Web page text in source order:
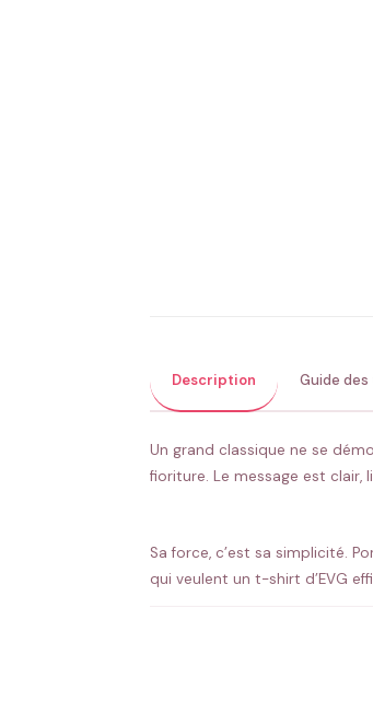
Description Guide des
Un grand classique ne se
fioriture. Le message est
Sa force, c’est sa simplicité.
qui veulent un t-shirt d’EVG
Ajoutez le prénom de chaque